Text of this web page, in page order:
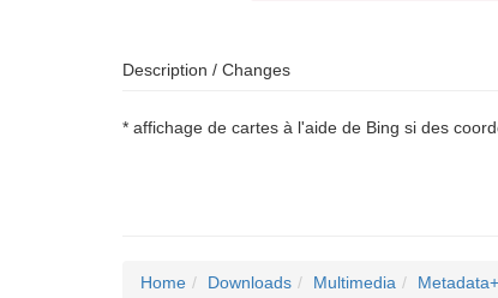
Description / Changes
* affichage de cartes à l'aide de Bing si des
Home Downloads Multimedia